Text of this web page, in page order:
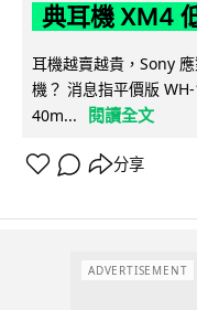
典耳機 XM4
耳機越賣越貴，Sony
機？ 消息指平價版
40m...
閱讀全文
分享
ADVERTISEMENT